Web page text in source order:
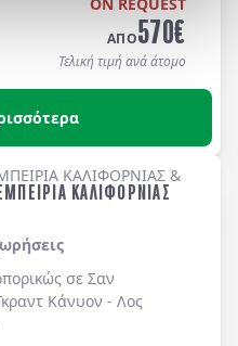
ΑΠΟ570€
Τελική τιμή ανά άτομο
ΚΑΛΙΦΟΡΝΙΑΣ
σε Σαν
Κάνυον - Λος